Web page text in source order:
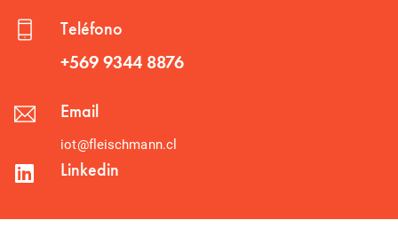
Teléfono
+569 9344 8876
Email
iot@fleischmann.cl
Linkedin